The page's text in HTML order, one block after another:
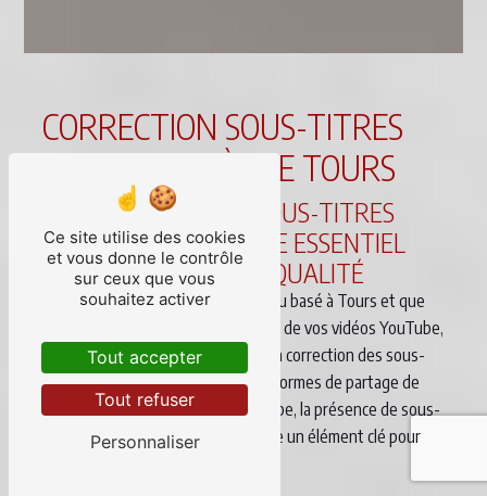
CORRECTION SOUS-TITRES
YOUTUBE PRÈS DE TOURS
LA CORRECTION DE SOUS-TITRES
YOUTUBE : UN SERVICE ESSENTIEL
POUR LES VIDÉOS DE QUALITÉ
Si vous êtes un créateur de contenu basé à Tours et que
vous cherchez à améliorer la qualité de vos vidéos YouTube,
il est essentiel de ne pas négliger la correction des sous-
titres. Avec l'avènement des plateformes de partage de
vidéos en ligne, notamment YouTube, la présence de sous-
titres de haute qualité est devenue un élément clé pour
Ce site utilise des cookies
et vous donne le contrôle
sur ceux que vous
souhaitez activer
Tout accepter
Tout refuser
Personnaliser